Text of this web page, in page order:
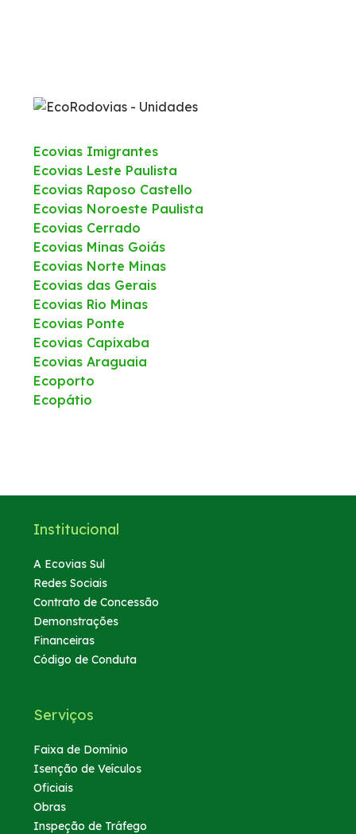
Ecovias Imigrantes
Ecovias Leste Paulista
Ecovias Raposo Castello
Ecovias Noroeste Paulista
Ecovias Cerrado
Ecovias Minas Goiás
Ecovias Norte Minas
Ecovias das Gerais
Ecovias Rio Minas
Ecovias Ponte
Ecovias Capixaba
Ecovias Araguaia
Ecoporto
Ecopátio
Institucional
A Ecovias Sul
Redes Sociais
Contrato de Concessão
Demonstrações
Financeiras
Código de Conduta
Serviços
Faixa de Domínio
Isenção de Veículos
Oficiais
Obras
Inspeção de Tráfego